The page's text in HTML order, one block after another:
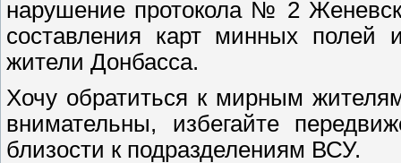
нарушение протокола № 2
составления карт минных полей
жители Донбасса.
Хочу обратиться к мирным
внимательны, избегайте
близости к подразделениям ВСУ.